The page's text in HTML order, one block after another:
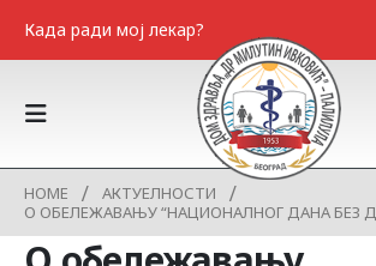
Када ради мој лекар?
HOME
АКТУЕЛНОСТИ
О ОБЕЛЕЖАВАЊУ “НАЦИОНАЛНОГ ДАНА БЕЗ